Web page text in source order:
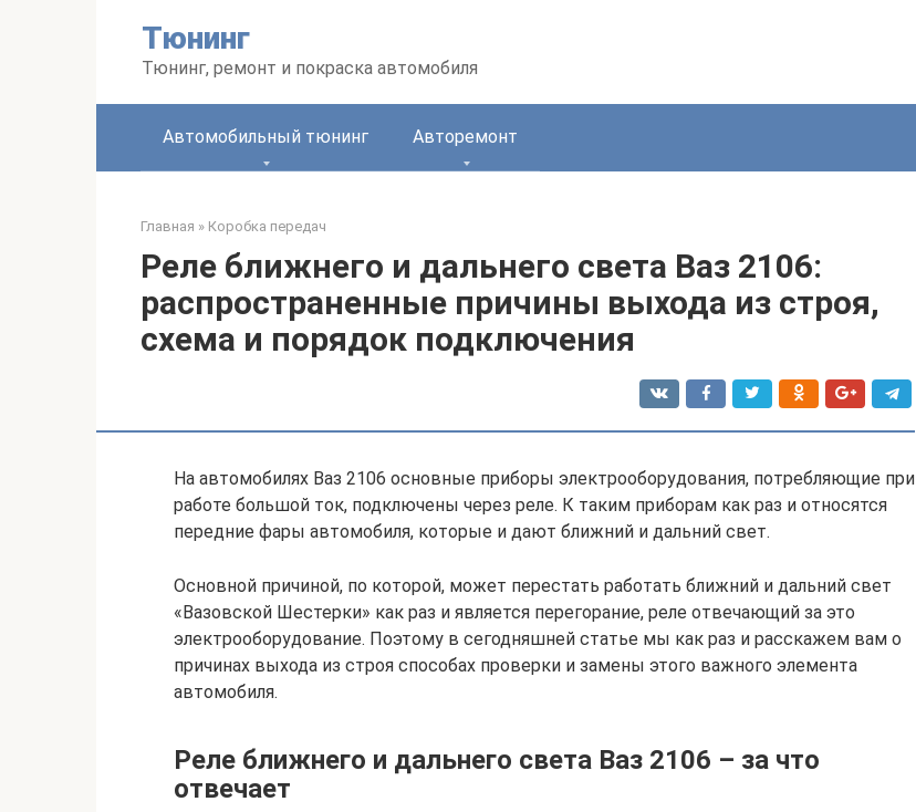
Тюнинг
Тюнинг, ремонт и покраска автомобиля
Автомобильный тюнинг Авторемонт
Главная » Коробка передач
Реле ближнего и дальнего света Ваз 2106:
распространенные причины выхода из строя,
схема и порядок подключения
На автомобилях Ваз 2106 основные приборы электрооборудования, потребляющие при
работе большой ток, подключены через реле. К таким приборам как раз и относятся
передние фары автомобиля, которые и дают ближний и дальний свет.
Основной причиной, по которой, может перестать работать ближний и дальний свет
«Вазовской Шестерки» как раз и является перегорание, реле отвечающий за это
электрооборудование. Поэтому в сегодняшней статье мы как раз и расскажем вам о
причинах выхода из строя способах проверки и замены этого важного элемента
автомобиля.
Реле ближнего и дальнего света Ваз 2106 – за что
отвечает